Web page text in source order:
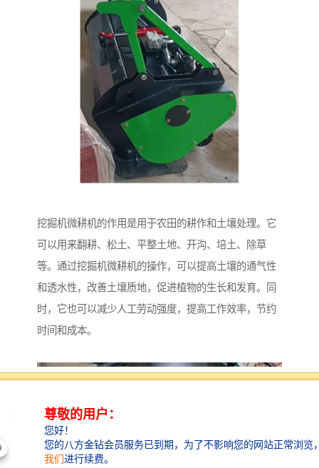
挖掘机微耕机的作用是用于农田的耕作和土壤处理。它
可以用来翻耕、松土、平整土地、开沟、培土、除草
等。通过挖掘机微耕机的操作，可以提高土壤的通气性
和透水性，改善土壤质地，促进植物的生长和发育。同
时，它也可以减少人工劳动强度，提高工作效率，节约
时间和成本。